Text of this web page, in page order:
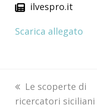
ilvespro.it
Scarica allegato
previous
post:
Le scoperte di
ricercatori siciliani